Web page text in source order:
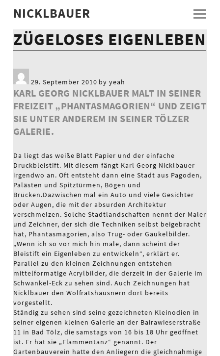
NICKLBAUER
ZÜGELOSES EIGENLEBEN
29. September 2010 by yeah
KARL GEORG NICKLBAUER MALT IN SEINER
FREIZEIT „PHANTASMAGORIEN“ UND ZEIGT
SIE UNTER ANDEREM IN SEINER TÖLZER
GALERIE.
Da liegt das weiße Blatt Papier und der einfache
Druckbleistift. Mit diesem fängt Karl Georg Nicklbauer
irgendwo an. Oft entsteht dann eine Stadt aus Pagoden,
Palästen und Spitztürmen, Bögen und
Brücken.Dazwischen mal ein Auto und viele Gesichter
oder Augen, die mit der absurden Architektur
verschmelzen. Solche Stadtlandschaften nennt der Maler
und Zeichner, der sich die Techniken selbst beigebracht
hat, Phantasmagorien, also Trug- oder Gaukelbilder.
„Wenn ich so vor mich hin male, dann scheint der
Bleistift ein Eigenleben zu entwickeln“, erklärt er.
Parallel zu den kleinen Zeichnungen entstehen
mittelformatige Acrylbilder, die derzeit in der Galerie im
Schwankel-Eck zu sehen sind. Auch Zeichnungen hat
Nicklbauer den Wolfratshausnern dort bereits
vorgestellt.
Ständig zu sehen sind seine gezeichneten Kleinodien in
seiner eigenen kleinen Galerie an der Bairawieserstraße
11 in Bad Tölz, die samstags von 16 bis 18 Uhr geöffnet
ist. Er hat sie „Flammentanz“ genannt. Der
Gartenbauverein hatte den Anliegern die gleichnahmige